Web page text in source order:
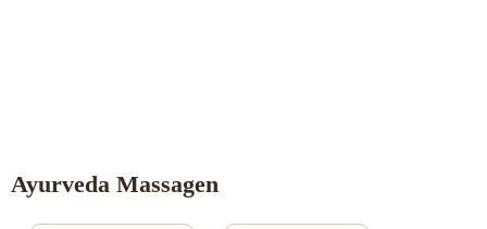
Ayurveda Massagen